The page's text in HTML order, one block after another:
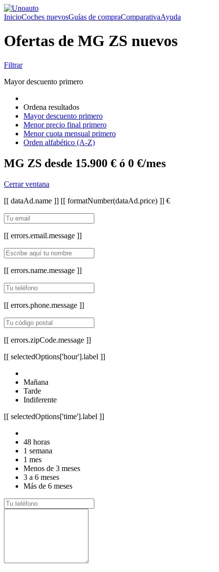
InicioCoches nuevosGuías de compraComparativaAyuda
Ofertas de MG ZS nuevos
Filtrar
Mayor descuento primero
Ordena resultados
Mayor descuento primero
Menor precio final primero
Menor cuota mensual primero
Orden alfabético (A-Z)
MG ZS desde 15.900 € ó 0 €/mes
Cerrar ventana
[[ dataAd.name ]] [[ formatNumber(dataAd.price) ]] €
[[ errors.email.message ]]
[[ errors.name.message ]]
[[ errors.phone.message ]]
[[ errors.zipCode.message ]]
[[ selectedOptions['hour'].label ]]
Mañana
Tarde
Indiferente
[[ selectedOptions['time'].label ]]
48 horas
1 semana
1 mes
Menos de 3 meses
3 a 6 meses
Más de 6 meses